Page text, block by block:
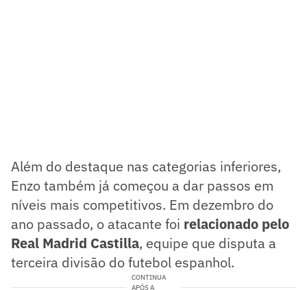
Além do destaque nas categorias inferiores,
Enzo também já começou a dar passos em
níveis mais competitivos. Em dezembro do
ano passado, o atacante foi relacionado pelo
Real Madrid Castilla, equipe que disputa a
terceira divisão do futebol espanhol.
CONTINUA
APÓS A